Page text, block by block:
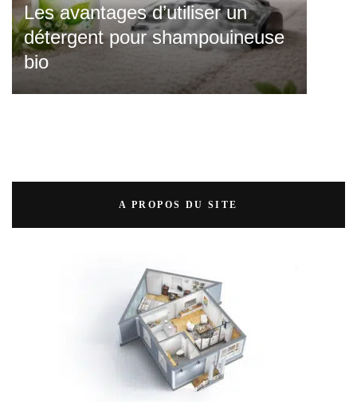
Les avantages d’utiliser un
détergent pour shampouineuse
bio
A PROPOS DU SITE